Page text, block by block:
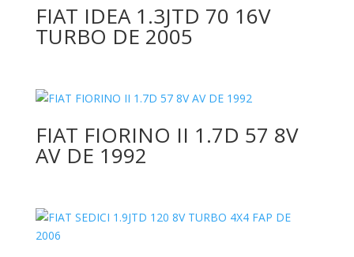
FIAT IDEA 1.3JTD 70 16V
TURBO DE 2005
FIAT FIORINO II 1.7D 57 8V
AV DE 1992